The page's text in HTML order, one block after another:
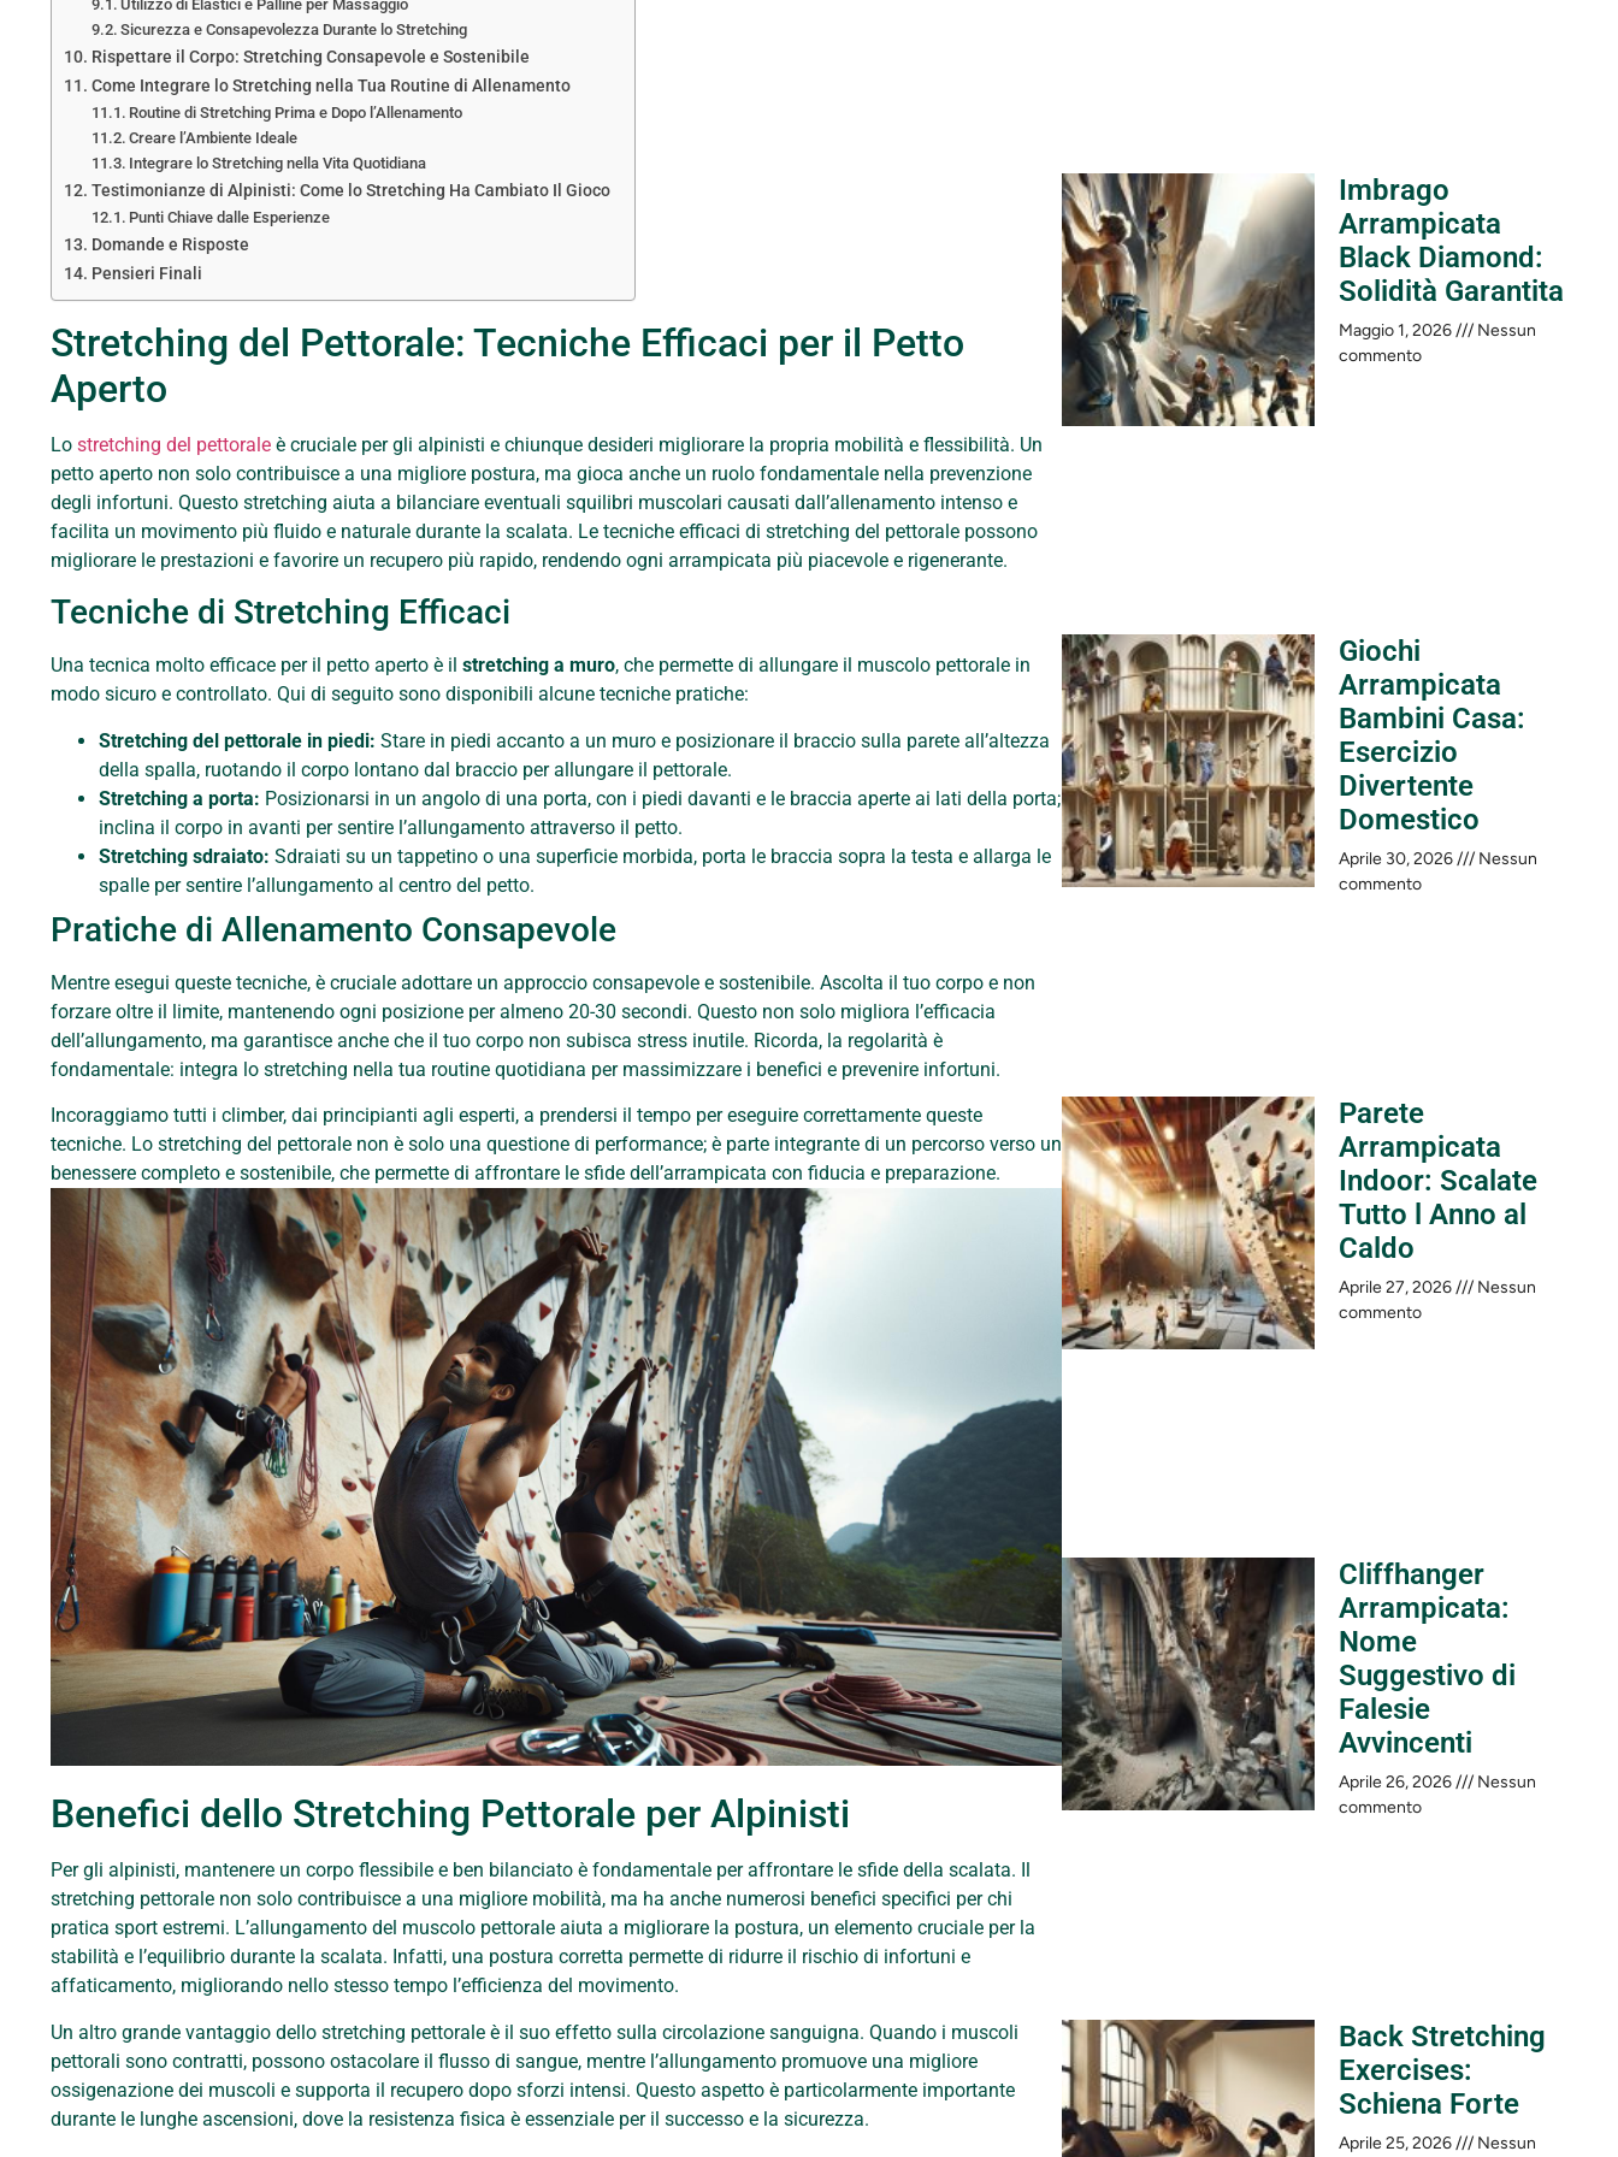
Utilizzo di Elastici e Palline per Massaggio
Sicurezza e Consapevolezza Durante lo Stretching
Rispettare il Corpo: Stretching Consapevole e Sostenibile
Come Integrare lo Stretching nella Tua Routine di Allenamento
Routine di Stretching Prima e Dopo l’Allenamento
Creare l’Ambiente Ideale
Integrare lo Stretching nella Vita Quotidiana
Testimonianze di Alpinisti: Come lo Stretching Ha Cambiato Il Gioco
Punti Chiave dalle Esperienze
Domande e Risposte
Pensieri Finali
Stretching del Pettorale: Tecniche Efficaci per il Petto
Aperto
Lo stretching del pettorale è cruciale per gli alpinisti e chiunque desideri migliorare la propria mobilità e flessibilità. Un
petto aperto non solo contribuisce a una migliore postura, ma gioca anche un ruolo fondamentale nella prevenzione
degli infortuni. Questo stretching aiuta a bilanciare eventuali squilibri muscolari causati dall’allenamento intenso e
facilita un movimento più fluido e naturale durante la scalata. Le tecniche efficaci di stretching del pettorale possono
migliorare le prestazioni e favorire un recupero più rapido, rendendo ogni arrampicata più piacevole e rigenerante.
Tecniche di Stretching Efficaci
Una tecnica molto efficace per il petto aperto è il stretching a muro, che permette di allungare il muscolo pettorale in
modo sicuro e controllato. Qui di seguito sono disponibili alcune tecniche pratiche:
Stretching del pettorale in piedi: Stare in piedi accanto a un muro e posizionare il braccio sulla parete all’altezza
della spalla, ruotando il corpo lontano dal braccio per allungare il pettorale.
Stretching a porta: Posizionarsi in un angolo di una porta, con i piedi davanti e le braccia aperte ai lati della porta;
inclina il corpo in avanti per sentire l’allungamento attraverso il petto.
Stretching sdraiato: Sdraiati su un tappetino o una superficie morbida, porta le braccia sopra la testa e allarga le
spalle per sentire l’allungamento al centro del petto.
Pratiche di Allenamento Consapevole
Mentre esegui queste tecniche, è cruciale adottare un approccio consapevole e sostenibile. Ascolta il tuo corpo e non
forzare oltre il limite, mantenendo ogni posizione per almeno 20-30 secondi. Questo non solo migliora l’efficacia
dell’allungamento, ma garantisce anche che il tuo corpo non subisca stress inutile. Ricorda, la regolarità è
fondamentale: integra lo stretching nella tua routine quotidiana per massimizzare i benefici e prevenire infortuni.
Incoraggiamo tutti i climber, dai principianti agli esperti, a prendersi il tempo per eseguire correttamente queste
tecniche. Lo stretching del pettorale non è solo una questione di performance; è parte integrante di un percorso verso un
benessere completo e sostenibile, che permette di affrontare le sfide dell’arrampicata con fiducia e preparazione.
Benefici dello Stretching Pettorale per Alpinisti
Per gli alpinisti, mantenere un corpo flessibile e ben bilanciato è fondamentale per affrontare le sfide della scalata. Il
stretching pettorale non solo contribuisce a una migliore mobilità, ma ha anche numerosi benefici specifici per chi
pratica sport estremi. L’allungamento del muscolo pettorale aiuta a migliorare la postura, un elemento cruciale per la
stabilità e l’equilibrio durante la scalata. Infatti, una postura corretta permette di ridurre il rischio di infortuni e
affaticamento, migliorando nello stesso tempo l’efficienza del movimento.
Un altro grande vantaggio dello stretching pettorale è il suo effetto sulla circolazione sanguigna. Quando i muscoli
pettorali sono contratti, possono ostacolare il flusso di sangue, mentre l’allungamento promuove una migliore
ossigenazione dei muscoli e supporta il recupero dopo sforzi intensi. Questo aspetto è particolarmente importante
durante le lunghe ascensioni, dove la resistenza fisica è essenziale per il successo e la sicurezza.
Imbrago
Arrampicata
Black Diamond:
Solidità Garantita
Maggio 1, 2026
Nessun
commento
Giochi
Arrampicata
Bambini Casa:
Esercizio
Divertente
Domestico
Aprile 30, 2026
Nessun
commento
Parete
Arrampicata
Indoor: Scalate
Tutto l Anno al
Caldo
Aprile 27, 2026
Nessun
commento
Cliffhanger
Arrampicata:
Nome
Suggestivo di
Falesie
Avvincenti
Aprile 26, 2026
Nessun
commento
Back Stretching
Exercises:
Schiena Forte
Aprile 25, 2026 Nessun